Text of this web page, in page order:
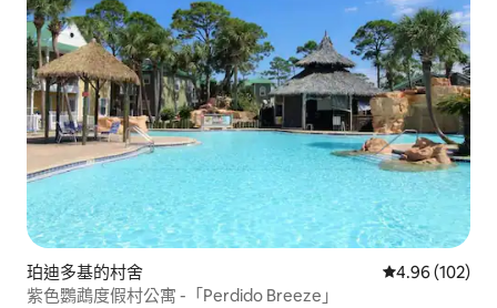
珀迪多基的村舍 從 102 則評價
4.96 (102)
紫色鸚鵡度假村公寓 -「Perdido Breeze」